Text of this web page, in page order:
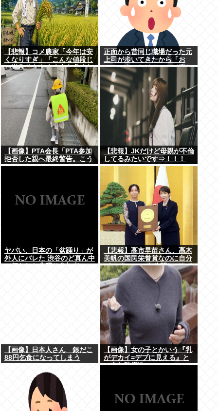
【悲報】コメ農家「今年は安
くなりすぎ」「こんな値段じ
ゃ米作りをやめる人も多くな
るんじゃないかな?」
正面から昔同じ職場だった元
上司が歩いてきたから「お
～！こんにちは！」って声か
けたんや
【画像】PTA会長「PTA参加
拒否した親へ最終警告。こう
なってもいい？」⇒！
【悲報】JKだけど母親が不倫
してるみたいです⇒！！！
ヤバい、日本の「盆踊り」が
外人にバレた 渋谷のど真ん中
【悲報】高市早苗さん、高木
美帆の国民栄誉賞なのに自分
がメインのPVを公開してしま
う
【画像】日本人さん 銀だこ
88円乞食になってしまう
【画像】女の子とかいう『乳
がデカイ=デブに見える』と
いう欠陥構造www